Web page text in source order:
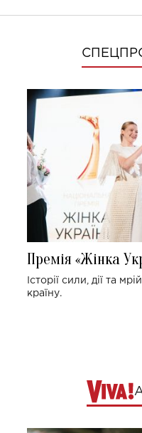
Премія «Жінка
Історії сили, дії та
країну.